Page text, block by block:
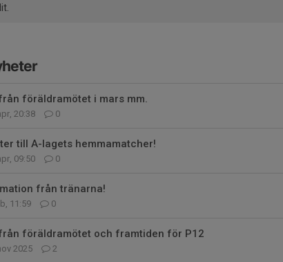
föräldramötet i mars mm.
20:38 0
till A-lagets hemmamatcher!
09:50 0
från tränarna!
11:59 0
föräldramötet och framtiden för P12
2025 2